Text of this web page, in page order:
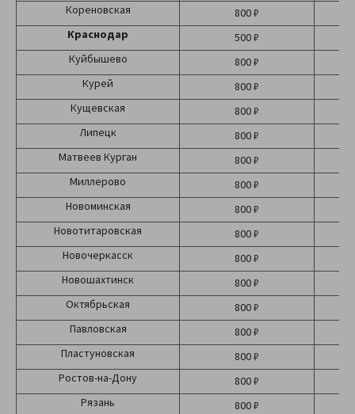
Кореновская
800 ₽
Краснодар
500 ₽
Куйбышево
800 ₽
Курей
800 ₽
Кущевская
800 ₽
Липецк
800 ₽
Матвеев Курган
800 ₽
Миллерово
800 ₽
Новоминская
800 ₽
Новотитаровская
800 ₽
Новочеркасск
800 ₽
Новошахтинск
800 ₽
Октябрьская
800 ₽
Павловская
800 ₽
Пластуновская
800 ₽
Ростов-на-Дону
800 ₽
Рязань
800 ₽